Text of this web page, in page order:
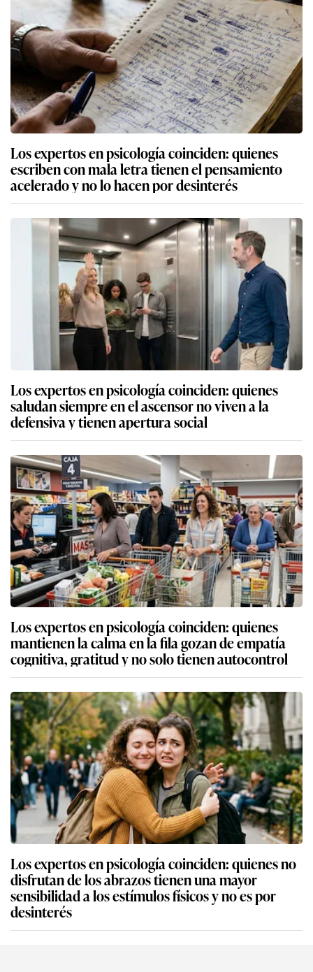
Los expertos en psicología coinciden: quienes
escriben con mala letra tienen el pensamiento
acelerado y no lo hacen por desinterés
Los expertos en psicología coinciden: quienes
saludan siempre en el ascensor no viven a la
defensiva y tienen apertura social
Los expertos en psicología coinciden: quienes
mantienen la calma en la fila gozan de empatía
cognitiva, gratitud y no solo tienen autocontrol
Los expertos en psicología coinciden: quienes no
disfrutan de los abrazos tienen una mayor
sensibilidad a los estímulos físicos y no es por
desinterés